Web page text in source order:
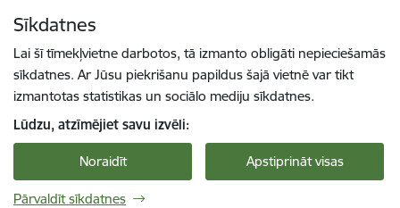
Sīkdatnes
Lai šī tīmekļvietne darbotos, tā izmanto obligāti nepieciešamās
sīkdatnes. Ar Jūsu piekrišanu papildus šajā vietnē var tikt
izmantotas statistikas un sociālo mediju sīkdatnes.
Lūdzu, atzīmējiet savu izvēli:
Noraidīt Apstiprināt visas
Pārvaldīt sīkdatnes